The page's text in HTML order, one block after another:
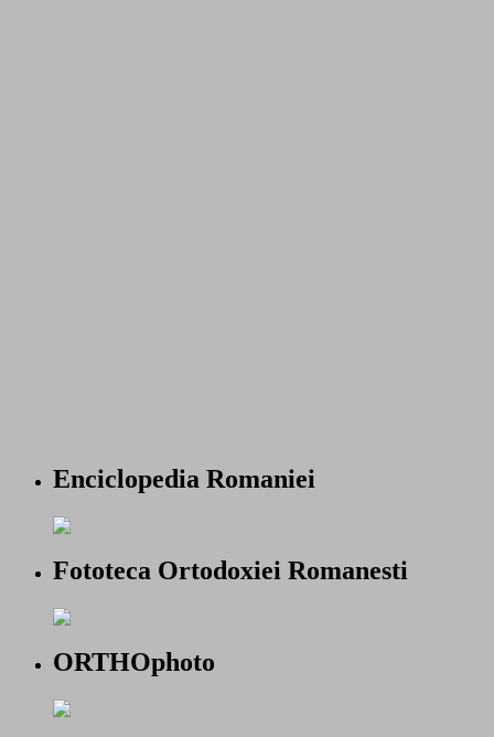
Enciclopedia Romaniei
Fototeca Ortodoxiei Romanesti
ORTHOphoto